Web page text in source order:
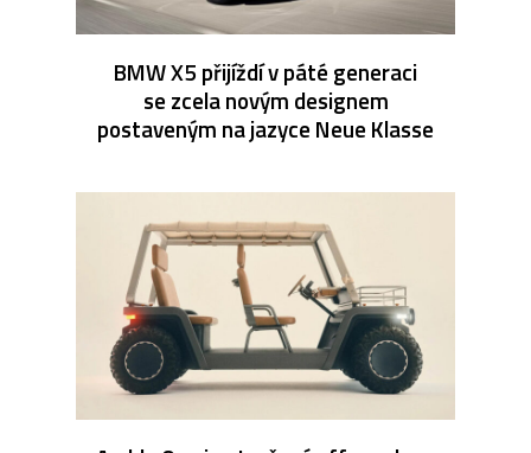
BMW X5 přijíždí v páté generaci
se zcela novým designem
postaveným na jazyce Neue Klasse